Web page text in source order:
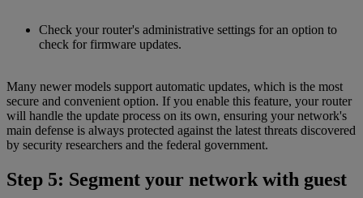
Check your router's administrative settings for an option to
check for firmware updates.
Many newer models support automatic updates, which is the most
secure and convenient option. If you enable this feature, your router
will handle the update process on its own, ensuring your network's
main defense is always protected against the latest threats discovered
by security researchers and the federal government.
Step 5: Segment your network with guest